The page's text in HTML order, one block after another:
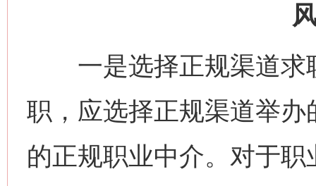
一是选择正规渠道求
职，应选择正规渠道举
的正规职业中介。对于